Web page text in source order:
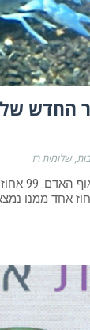
החדש
שלומית רז
סידן הוא
אחד ממנו